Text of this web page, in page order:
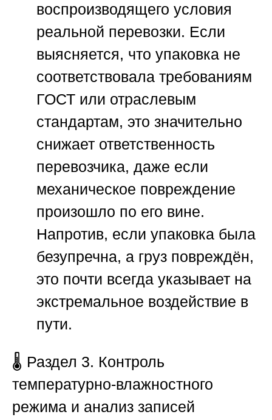
воспроизводящего условия
реальной перевозки. Если
выясняется, что упаковка не
соответствовала требованиям
ГОСТ или отраслевым
стандартам, это значительно
снижает ответственность
перевозчика, даже если
механическое повреждение
произошло по его вине.
Напротив, если упаковка была
безупречна, а груз повреждён,
это почти всегда указывает на
экстремальное воздействие в
пути.
🌡️ Раздел 3. Контроль
температурно-влажностного
режима и анализ записей